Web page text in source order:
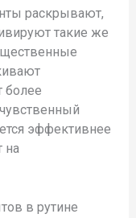
раскрывают,
такие же
более
эффективнее
на
в рутине